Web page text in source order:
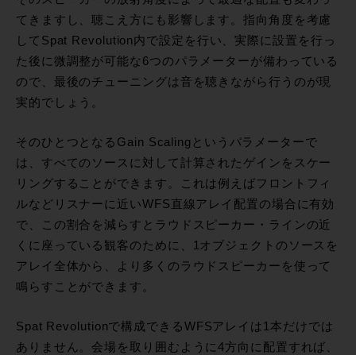
てきますし、聴こえ方にも影響します。指向角度を考慮
してSpat Revolution内で設定を行い、実際に設置を行っ
た後に微調整が可能な6つのパラメーターが備わっている
ので、最後のチューニングは音を聴きながら行うのが現
実的でしょう。
そのひとつとなるGain Scalingというパラメーターで
は、すべてのソースに対して計算されたゲインをスケー
リングすることができます。これは例えばフロントフィ
ルなどリスナーに近いWFS直線アレイ配置の場合に有効
で、この割合を減らすとラウドスピーカー・ラインの近
くに座っている観客のために、1オブジェクトのソースを
アレイ全体から、より多くのラウドスピーカーを使って
鳴らすことができます。
Spat Revolutionで構成できるWFSアレイは1本だけでは
ありません。会場を取り囲むように4方向に配置すれば、